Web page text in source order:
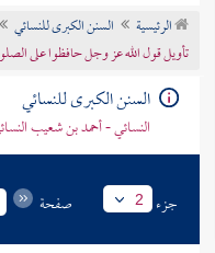
تراجم الأعلام
الرئيسية السنن الكبرى للنسائي
تأويل قول الله عز وجل حافظوا على
السنن الكبرى للنسائي
النسائي - أحمد بن شعيب
جزء 2 صفحة